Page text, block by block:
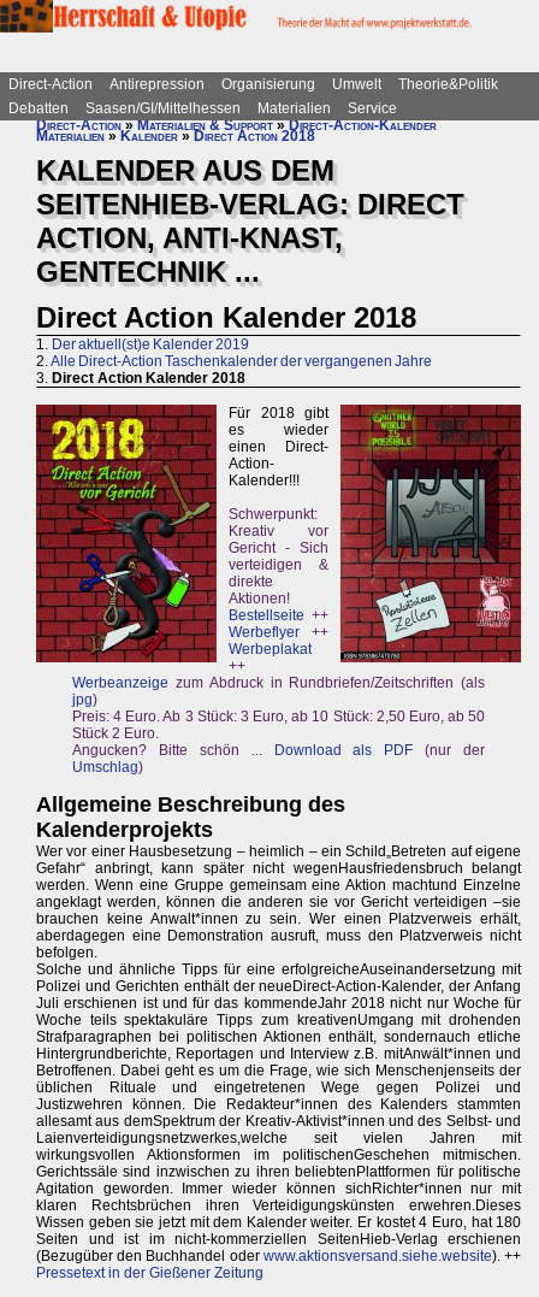
Direct-Action Antirepression Organisierung Umwelt
Theorie&Politik
Debatten
Saasen/GI/Mittelhessen Materialien
Service
Direct-Action»Materialien & Support»Direct-Action-Kalender
Materialien » Kalender » Direct Action 2018
KALENDER AUS DEM
SEITENHIEB-VERLAG: DIRECT
ACTION, ANTI-KNAST,
GENTECHNIK ...
Direct Action Kalender 2018
1. Der aktuell(st)e Kalender 2019
2.Alle Direct-Action Taschenkalender der vergangenen Jahre
3. Direct Action Kalender 2018
Für 2018 gibt
es wieder
einen Direct-
Action-
Kalender!!!
Schwerpunkt:
Kreativ vor
Gericht - Sich
verteidigen &
direkte
Aktionen!
Bestellseite ++
Werbeflyer ++
Werbeplakat
++
Werbeanzeige zum Abdruck in Rundbriefen/Zeitschriften (als
jpg)
Preis: 4 Euro. Ab 3 Stück: 3 Euro, ab 10 Stück: 2,50 Euro, ab 50
Stück 2 Euro.
Angucken? Bitte schön ...
Download als PDF (nur der
Umschlag)
Allgemeine Beschreibung des
Kalenderprojekts
Wer vor einer Hausbesetzung – heimlich – ein Schild„Betreten auf eigene
Gefahr“ anbringt, kann später nicht wegenHausfriedensbruch belangt
werden. Wenn eine Gruppe gemeinsam eine Aktion machtund Einzelne
angeklagt werden, können die anderen sie vor Gericht verteidigen –sie
brauchen keine Anwalt*innen zu sein. Wer einen Platzverweis erhält,
aberdagegen eine Demonstration ausruft, muss den Platzverweis nicht
befolgen.
Solche und ähnliche Tipps für eine erfolgreicheAuseinandersetzung mit
Polizei und Gerichten enthält der neueDirect-Action-Kalender, der Anfang
Juli erschienen ist und für das kommendeJahr 2018 nicht nur Woche für
Woche teils spektakuläre Tipps zum kreativenUmgang mit drohenden
Strafparagraphen bei politischen Aktionen enthält, sondernauch etliche
Hintergrundberichte, Reportagen und Interview z.B. mitAnwält*innen und
Betroffenen. Dabei geht es um die Frage, wie sich Menschenjenseits der
üblichen Rituale und eingetretenen Wege gegen Polizei und
Justizwehren können. Die Redakteur*innen des Kalenders stammten
allesamt aus demSpektrum der Kreativ-Aktivist*innen und des Selbst- und
Laienverteidigungsnetzwerkes,welche seit vielen Jahren mit
wirkungsvollen Aktionsformen im politischenGeschehen mitmischen.
Gerichtssäle sind inzwischen zu ihren beliebtenPlattformen für politische
Agitation geworden. Immer wieder können sichRichter*innen nur mit
klaren Rechtsbrüchen ihren Verteidigungskünsten erwehren.Dieses
Wissen geben sie jetzt mit dem Kalender weiter. Er kostet 4 Euro, hat 180
Seiten und ist im nicht-kommerziellen SeitenHieb-Verlag erschienen
(Bezugüber den Buchhandel oder www.aktionsversand.siehe.website). ++
Pressetext in der Gießener Zeitung